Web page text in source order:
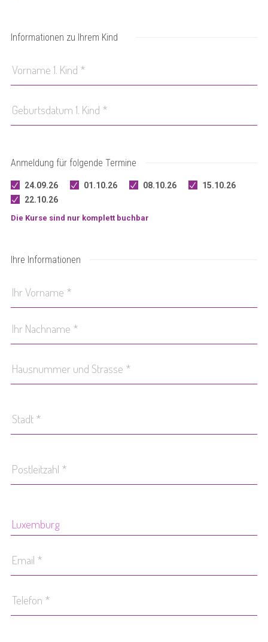
Informationen zu Ihrem Kind
Anmeldung für folgende Termine
24.09.26 01.10.26 08.10.26
15.10.26
22.10.26
Die Kurse sind nur komplett buchbar
Ihre Informationen